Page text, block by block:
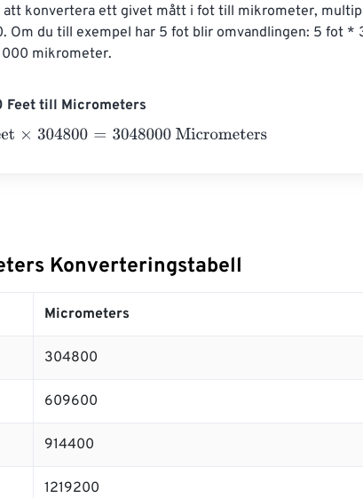
konvertera ett givet mått i fot till mikrometer,
Om du till exempel har 5 fot blir omvandlingen: 5 fot *
mikrometer.
Feet till Micrometers
=3048000 Micrometers
Konverteringstabell
Micrometers
304800
609600
914400
1219200